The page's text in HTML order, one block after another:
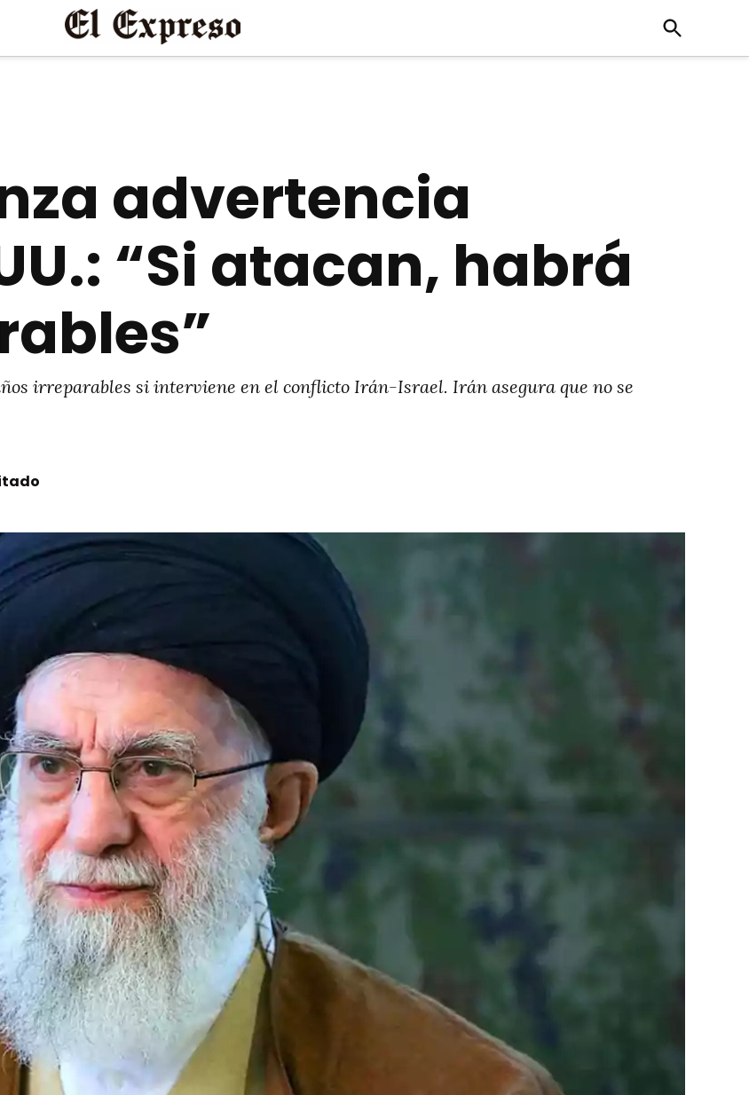
Open
Search
advertencia
“Si atacan, habrá
irreparables si interviene en el conflicto Irán-Israel. Irán asegura que no se